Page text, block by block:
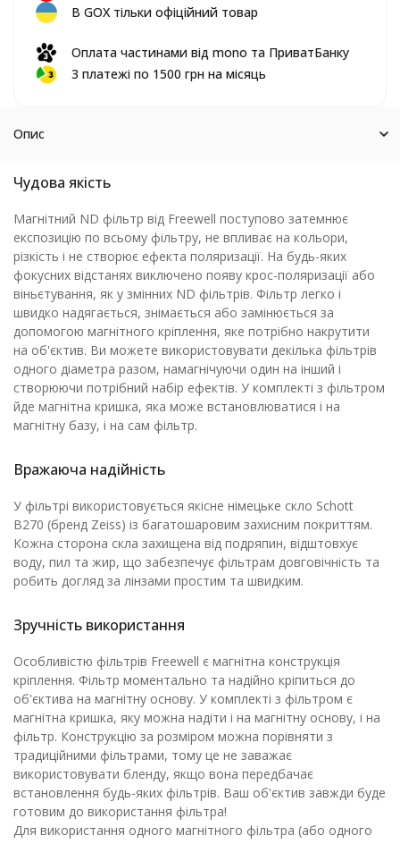
В GOX тільки офіційний товар
Оплата частинами від mono та ПриватБанку
3 платежі по 1500 грн на місяць
Опис
Чудова якість
Магнітний ND фільтр від Freewell поступово затемнює
експозицію по всьому фільтру, не впливає на кольори,
різкість і не створює ефекта поляризації. На будь-яких
фокусних відстанях виключено появу крос-поляризації або
віньєтування, як у змінних ND фільтрів. Фільтр легко і
швидко надягається, знімається або замінюється за
допомогою магнітного кріплення, яке потрібно накрутити
на об'єктив. Ви можете використовувати декілька фільтрів
одного діаметра разом, намагнічуючи один на інший і
створюючи потрібний набір ефектів. У комплекті з фільтром
йде магнітна кришка, яка може встановлюватися і на
магнітну базу, і на сам фільтр.
Вражаюча надійність
У фільтрі використовується якісне німецьке скло Schott
B270 (бренд Zeiss) із багатошаровим захисним покриттям.
Кожна сторона скла захищена від подряпин, відштовхує
воду, пил та жир, що забезпечує фільтрам довговічність та
робить догляд за лінзами простим та швидким.
Зручність використання
Особливістю фільтрів Freewell є магнітна конструкція
кріплення. Фільтр моментально та надійно кріпиться до
об'єктива на магнітну основу. У комплекті з фільтром є
магнітна кришка, яку можна надіти і на магнітну основу, і на
фільтр. Конструкцію за розміром можна порівняти з
традиційними фільтрами, тому це не заважає
використовувати бленду, якщо вона передбачає
встановлення будь-яких фільтрів. Ваш об'єктив завжди буде
готовим до використання фільтра!
Для використання одного магнітного фільтра (або одного